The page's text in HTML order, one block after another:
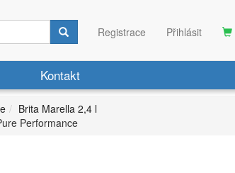
Registrace Přihlásit
Kontakt
Brita Marella 2,4 l
Performance